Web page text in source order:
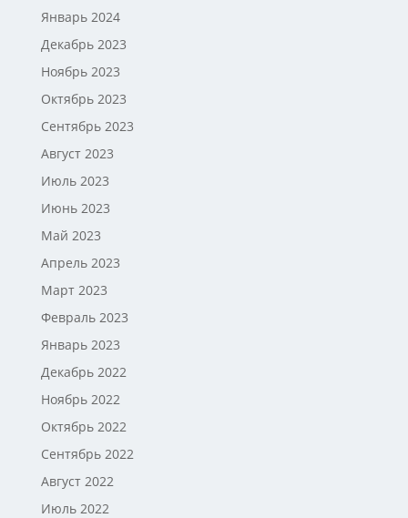
Январь 2024
Декабрь 2023
Ноябрь 2023
Октябрь 2023
Сентябрь 2023
Август 2023
Июль 2023
Июнь 2023
Май 2023
Апрель 2023
Март 2023
Февраль 2023
Январь 2023
Декабрь 2022
Ноябрь 2022
Октябрь 2022
Сентябрь 2022
Август 2022
Июль 2022